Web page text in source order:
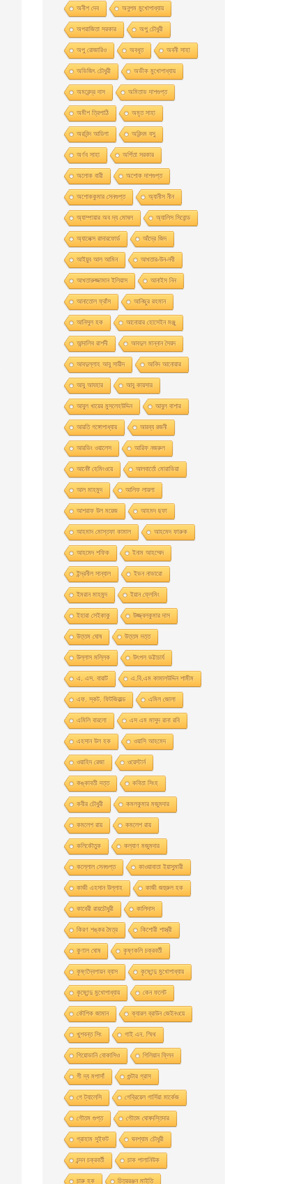
অনীশ দেব অনুপম মুখোপাধ্যায়
অপরাজিতা সরকার অপু চৌধুরী
অপু রােজারিও অবধূত অবনী সাহা
অভিজিৎ চৌধুরী অভীক মুখোপাধ্যায়
অমরেন্দ্র দাস অমিতাভ দাশগুপ্ত
অমীশ ত্রিপাঠি অমৃত সাহা
অরবিন্দ আডিগা অরিন্দম বসু
অর্ণব সাহা অর্পিতা সরকার
অলোক বারী অশােক দাশগুপ্ত
অশোককুমার সেনগুপ্ত অ্যানীস নীন
অ্যাম্পায়ার অব দ্য মােঘল অ্যালিস সিবােন্ড
অ্যালেক্স রাদারফোর্ড আঁদ্রে জিদ
আইয়ুব আল আমিন আখতার-উন-নবী
আখতারুজ্জামান ইলিয়াস আনাইস নিন
আনাতােল ফ্রাঁস আনিছুর রহমান
আনিসুল হক আনোয়ার হোসেইন মঞ্জু
আন্দালিব রাশদী আবদুল মান্নান সৈয়দ
আবদুল্লাহ আবু সায়ীদ আবিদ আনোয়ার
আবু আযহার আবু কায়সার
আবুল খায়ের মুসলেহউদ্দিন আবুল বাশার
আরতি গঙ্গোপাধ্যায় আরব্য রজনী
আরভিং ওয়ালেস আরিফ নজরুল
আর্নেষ্ট হেমিংওয়ে আলবার্তো মােরাভিয়া
আল মাহমুদ আলিফ লায়লা
আশরাফ উল ময়েজ আহমদ ছফা
আহমাদ মোস্তফা কামাল আহমেদ ফারুক
আহমেদ শফিক ইনাম আহম্মেদ
ইন্দ্রনীল সান্যাল ইভন নাভারাে
ইমরান মাহমুদ ইয়ান ফ্লেমিং
ইহারা সেইকাকু উজ্জ্বলকুমার দাস
উত্তম ঘােষ উত্তম দত্ত
উল্লাস মল্লিক উৎপল ভট্টাচার্য
এ. এস. বায়াট এ.বি.এম কামালউদ্দিন শামীম
এফ. স্কট. ফিটজিরাল্ড এমিল জোলা
এমিলি বারলো এস এম মাসুদ রানা রবি
এহসান উল হক ওয়াসি আহমেদ
ওয়াহিদ রেজা ওয়েস্টার্ন
কঙ্কাবতী দত্ত কবিতা সিংহ
কবীর চৌধুরী কমলকুমার মজুমদার
কমলেশ রায় কমলেশ রায়
কলিকৌতুক কল্যাণ মজুমদার
কল্লোল সেনগুপ্ত কাওয়াবাতা ইয়াসুমারী
কাজী এহসান উল্লাহ কাজী জহুরুল হক
কাবেরী রায়চৌধুরী কালিদাস
কিরণ শঙ্কর মৈত্র কিশোরী শাস্ত্রী
কুণাল ঘোষ কৃষ্ণকলি চক্রবর্তী
কৃষ্ণদ্বৈপায়ন ব্যাস কৃষ্ণেন্দু মুখােপাধ্যায়
কৃষ্ণেন্দু মুখোপাধ্যায় কেন ফলেট
কৌশিক জামান ক্যারল ব্রাউন জেইনওয়ে
খুশবন্ত সিং গাই এন. স্মিথ
গিয়ােভানি বােকাসিও গিলিয়ান ফ্লিন
গী দ্য মপাসাঁ গুন্টার গ্রাস
গে ট্যালেসি গেব্রিয়েল গার্সিয়া মার্কেজ
গৌতম গুপ্ত গৌতম ঘোষদস্তিদার
গ্রাহাম সুইফট ঘনশ্যাম চৌধুরী
চন্দন চক্রবর্তী চাক পালানিউক
চারু হক চিত্ররঞ্জন মাইতি